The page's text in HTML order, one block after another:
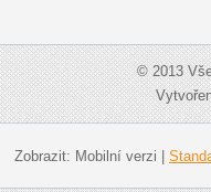
© 2013
Zobrazit: Mobilní verzi